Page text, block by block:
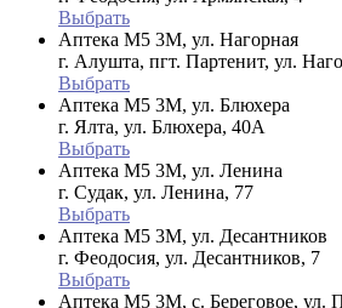
Выбрать
Аптека М5 3М, ул. Нагорная
г. Алушта, пгт. Партенит, ул.
Выбрать
Аптека М5 3М, ул. Блюхера
г. Ялта, ул. Блюхера, 40А
Выбрать
Аптека М5 3М, ул. Ленина
г. Судак, ул. Ленина, 77
Выбрать
Аптека М5 3М, ул. Десантников
г. Феодосия, ул. Десантников, 7
Выбрать
Аптека М5 3М, с. Береговое, ул.